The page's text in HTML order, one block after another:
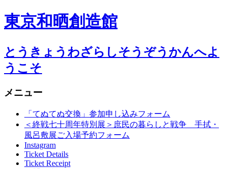
東京和晒創造館
とうきょうわざらしそうぞうかんへよ
うこそ
メニュー
「てぬてぬ交換」参加申し込みフォーム
＜終戦七十周年特別展＞庶民の暮らしと戦争 手拭・
風呂敷展ご入場予約フォーム
Instagram
Ticket Details
Ticket Receipt